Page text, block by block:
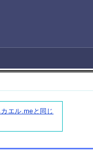
エル.meと同じ